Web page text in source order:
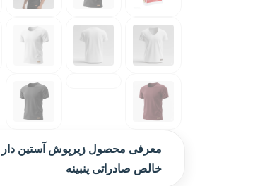
معرفی محصول زیرپوش آستین دار
خالص صادراتی پنبینه